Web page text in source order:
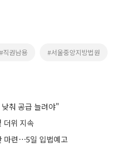
#직권남용 #서울중앙지방법원
춰 공급 늘려야"
더위 지속
마련⋯5일 입법예고